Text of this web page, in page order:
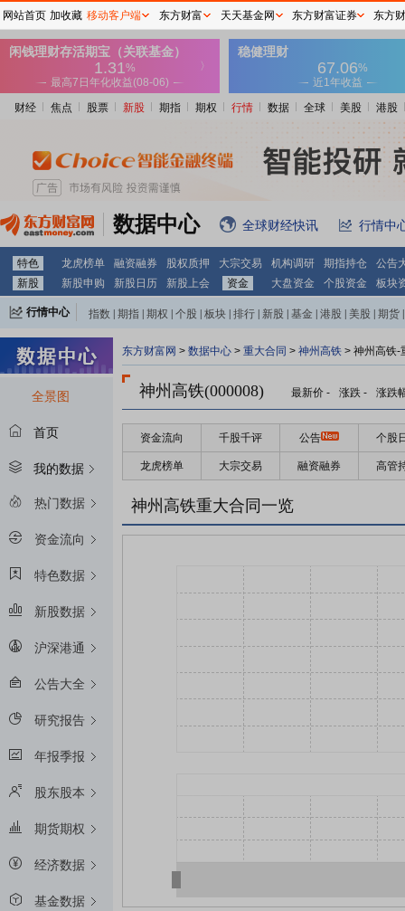
财经 焦点 股票 新股 期指 期权 行情 数据 全球 美股 港股
数据中心 全球财经快讯 行情中
特色 龙虎榜单 融资融券 股权质押 大宗交易 机构调研 期指持仓
公告
新股
新股申购 新股日历 新股上会 资金 大盘资金 个股资金 板块
行情中心 指数 期指 期权 个股 板块 排行 新股 基金 港股 美股 期货
全景图
首页
我的数据
热门数据
资金流向
特色数据
新股数据
沪深港通
公告大全
研究报告
年报季报
股东股本
期货期权
经济数据
基金数据
东方财富网 > 数据中心 > 重大合同 > 神州高铁 > 神州高铁-
神州高铁(000008) 最新价 - 涨跌 - 涨跌
资金流向 千股千评 公告 个股
龙虎榜单 大宗交易 融资融券 高管
神州高铁重大合同一览
网站首页 加收藏 移动客户端 东方财富 天天基金网 东方财富证券 东方